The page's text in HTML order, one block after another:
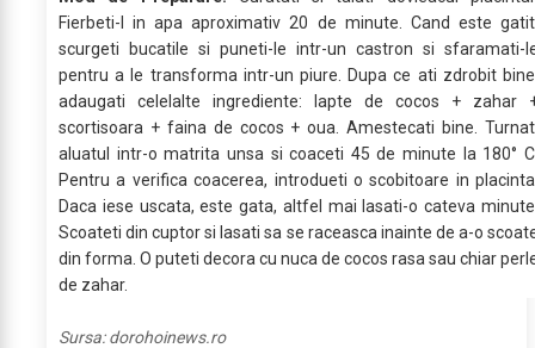
Fierbeti-l in apa aproximativ 20 de minute. Cand este
scurgeti bucatile si puneti-le intr-un castron si sfaramati-
pentru a le transforma intr-un piure. Dupa ce ati zdrobit
adaugati celelalte ingrediente: lapte de cocos + zahar
scortisoara + faina de cocos + oua. Amestecati bine.
aluatul intr-o matrita unsa si coaceti 45 de minute la 180°
Pentru a verifica coacerea, introdueti o scobitoare in
Daca iese uscata, este gata, altfel mai lasati-o cateva
Scoateti din cuptor si lasati sa se raceasca inainte de a-o
din forma. O puteti decora cu nuca de cocos rasa sau chiar
de zahar.
Sursa:dorohoinews.ro